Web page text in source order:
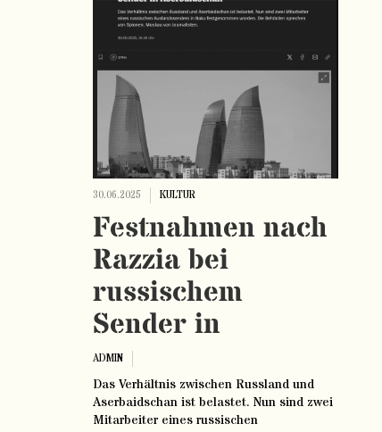
30.06.2025 KULTUR
Festnahmen nach
Razzia bei
russischem
Sender in
Aserbaidschan
ADMIN
Das Verhältnis zwischen Russland und
Aserbaidschan ist belastet. Nun sind zwei
Mitarbeiter eines russischen